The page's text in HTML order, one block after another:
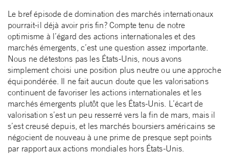
Le bref épisode de domination des marchés internationaux
pourrait-il déjà avoir pris fin? Compte tenu de notre
optimisme à l’égard des actions internationales et des
marchés émergents, c’est une question assez importante.
Nous ne détestons pas les États-Unis, nous avons
simplement choisi une position plus neutre ou une approche
équipondérée. Il ne fait aucun doute que les valorisations
continuent de favoriser les actions internationales et les
marchés émergents plutôt que les États-Unis. L’écart de
valorisation s’est un peu resserré vers la fin de mars, mais il
s’est creusé depuis, et les marchés boursiers américains se
négocient de nouveau à une prime de presque sept points
par rapport aux actions mondiales hors États-Unis.